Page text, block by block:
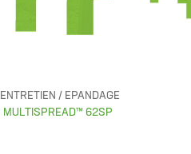
ENTRETIEN / EPANDAGE
MULTISPREAD™ 62SP